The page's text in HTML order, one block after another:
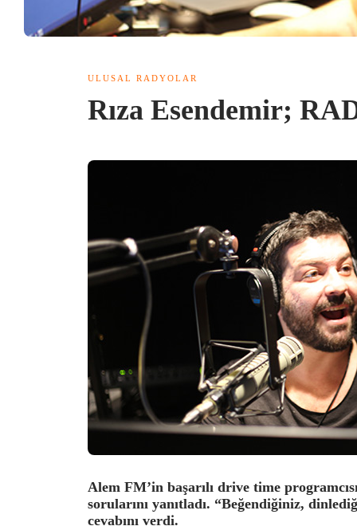
ULUSAL RADYOLAR
Rıza Esendemir;
Alem FM’in başarılı drive time
sorularını yanıtladı. “Beğendiğiniz,
cevabını verdi.